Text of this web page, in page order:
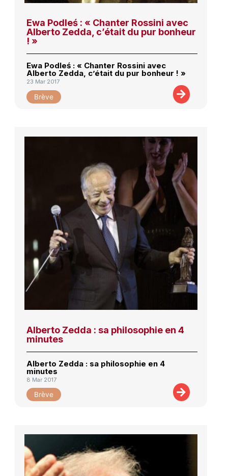
Ewa Podleś : « Chanter Rossini avec
Alberto Zedda, c’était du pur bonheur
! »
Ewa Podleś : « Chanter Rossini avec
Alberto Zedda, c’était du pur bonheur ! »
23 Mar 2017
Brève
Alberto Zedda : sa philosophie en 4
minutes
Alberto Zedda : sa philosophie en 4
minutes
8 Mar 2017
Brève